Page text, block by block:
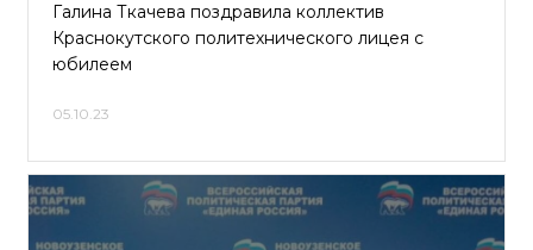
Галина Ткачева поздравила коллектив
Краснокутского политехнического лицея с
юбилеем
05.10.23